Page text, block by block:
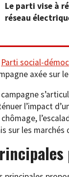
Le parti vise à
réseau
Parti social-
axée sur
campagne
l’impact
sur les